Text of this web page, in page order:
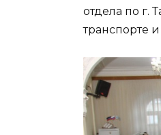
отдела по г.
транспорте